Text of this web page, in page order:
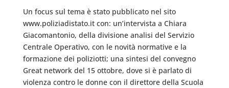
Un focus sul tema è stato pubblicato nel sito
www.poliziadistato.it con: un’intervista a Chiara
Giacomantonio, della divisione analisi del Servizio
Centrale Operativo, con le novità normative e la
formazione dei poliziotti; una sintesi del convegno
Great network del 15 ottobre, dove si è parlato di
violenza contro le donne con il direttore della Scuola